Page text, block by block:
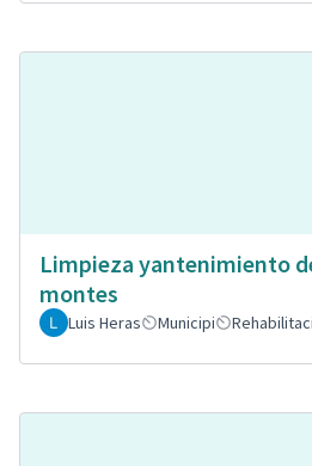
Limpieza yantenimiento
montes
Luis Heras Municipi